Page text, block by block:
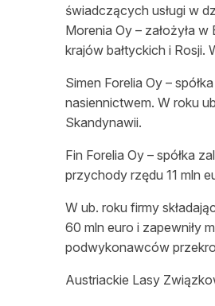
świadczących usługi w
Morenia Oy – założyła
krajów bałtyckich i Rosji.
Simen Forelia Oy –
nasiennictwem. W roku
Skandynawii.
Fin Forelia Oy – spółka
przychody rzędu 11 mln
W ub. roku firmy
60 mln euro i zapewniły
podwykonawców
Austriackie Lasy Zwią